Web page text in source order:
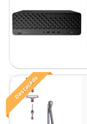
Destacado